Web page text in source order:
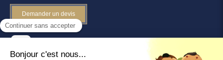
Demander un devis